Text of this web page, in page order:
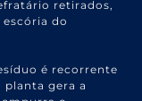
retirados,
do
é recorrente
planta gera a